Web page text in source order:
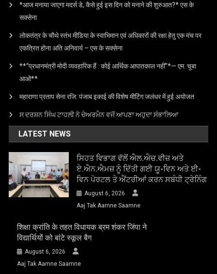
*आज मनाया जाएगा मदर्स डे, कैसे हुई इस दिन को मनाने की शुरुआत?* एस के
सक्सेना
लोकतंत्र के चौथे स्तंभ मीडिया के स्वाभिमान एवं अधिकारों की रक्षा हेतु एक मंच पर
एकत्रित होना अति अनिवार्य – एस के सक्सेना
**“प्रधानमंत्री मोदी व्यवहारिक हैं : कोई आर्थिक आपातकाल नहीं”*— एम. चूबा
आओ**
महाराणा प्रताप सेना रजि: पंजाब इकाई की विशेष मीटिंग जलंधर में हुई अयोजत
ਸ ਦਰਸ਼ਨ ਸਿੰਘ ਟਾਹਲੀ ਨੇ ਚੇਅਰਮੈਨ ਵਜੋਂ ਆਪਣਾ ਅਹੁਦਾ ਸੰਭਾਲਿਆ
LATEST NEWS
ਸਿਹਤ ਵਿਭਾਗ ਵੱਲੋਂ ਐਲ.ਐਚ.ਵੀਜ਼ ਅਤੇ
ਏ.ਐਨ.ਐਮਜ਼ ਨੂੰ ਦਿੱਤੀ ਗਈ ਯੂ-ਵਿਨ ਅਤੇ ਈ-
ਵਿਨ ਪੋਰਟਲ ਤੇ ਐਂਟਰੀਆਂ ਕਰਨ ਸਬੰਧੀ ਟ੍ਰੇਨਿੰਗ
August 6, 2026
Aaj Tak Aamne Saamne
शिक्षा क्रांति के तहत विधायक ब्रम शंकर जिंपा ने
विद्यार्थियों को बांटे स्कूल बैग
August 6, 2026
Aaj Tak Aamne Saamne